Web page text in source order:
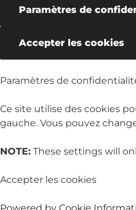
Paramètres de
Accepter les cookies
Paramètres de
Ce site utilise des cookies
gauche. Vous pouvez
NOTE: These settings will
Accepter les cookies